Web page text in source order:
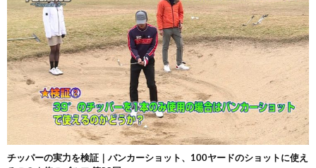
チッパーの実力を検証｜バンカーショット、100ヤードのショットに使え